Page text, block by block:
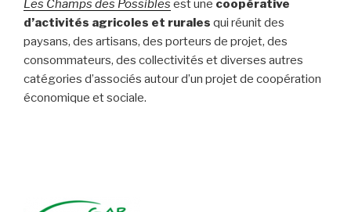
Les Champs des Possibles est une coopérative
d’activités agricoles et rurales qui réunit des
paysans, des artisans, des porteurs de projet, des
consommateurs, des collectivités et diverses autres
catégories d’associés autour d’un projet de coopération
économique et sociale.